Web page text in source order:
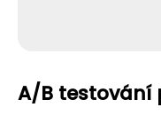
A/B testování